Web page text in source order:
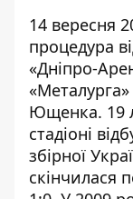
14 вересня
процедура
«Дніпро-
«Металурга»
Ющенка. 19
стадіоні
збірної
скінчилася